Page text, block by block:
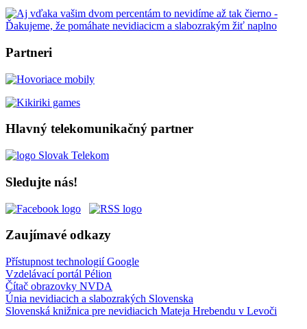
Partneri
Hlavný telekomunikačný partner
Sledujte nás!
Zaujímavé odkazy
Přístupnost technologií Google
Vzdelávací portál Pélion
Čítač obrazovky NVDA
Únia nevidiacich a slabozrakých Slovenska
Slovenská knižnica pre nevidiacich Mateja Hrebendu v Levoči